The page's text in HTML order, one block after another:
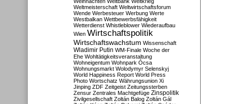
Weltmeisterschaft Weltwirtschaftsforum
Wende Werbesteuer Werbung Werte
Westbalkan Wettbewerbsfähigkeit
Wetterdienst Whistleblower Wiederaufbau
Wien Wirtschaftspolitik
Wirtschaftswachstum Wissenschaft
Wladimir Putin WM-Finale Woche der
Ehe Wohltätigkeitsveranstaltung
Wohneigentum Wohnpark Ócsa
Wohnungsmarkt Wolodymyr Selenskyj
World Happiness Report World Press
Photo Wortschatz Währungsunion Xi
Jinping ZDF Zeitgeist Zeitungssterben
Zensur Zentrales Machtgefüge Zinspolitik
Zivilgesellschaft Zoltán Balog Zoltán Gál